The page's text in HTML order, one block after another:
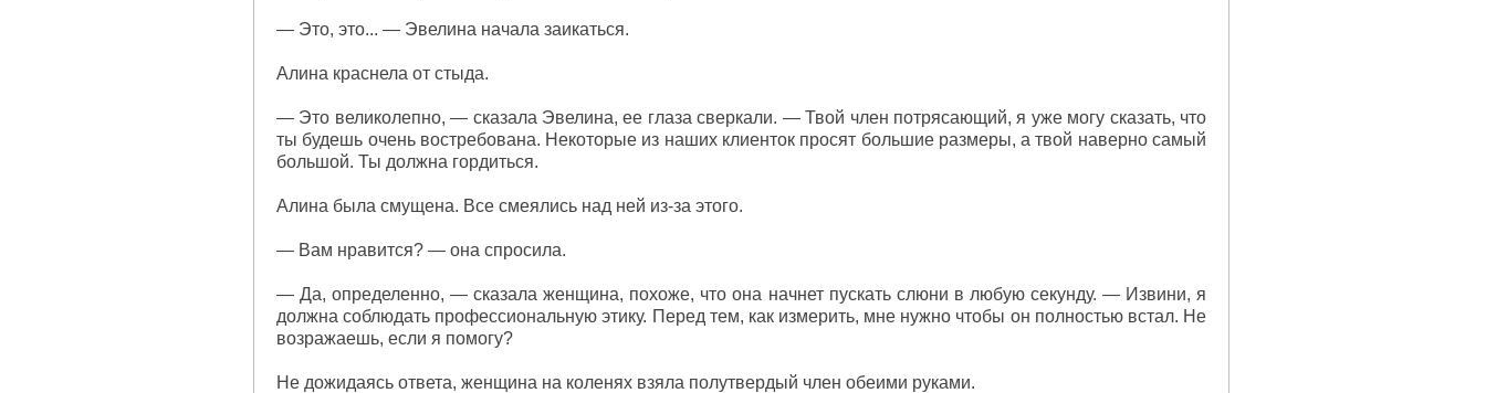
— Это, это... — Эвелина начала заикаться.
Алина краснела от стыда.
— Это великолепно, — сказала Эвелина, ее глаза сверкали. — Твой член потрясающий, я уже могу сказать, что
ты будешь очень востребована. Некоторые из наших клиенток просят большие размеры, а твой наверно самый
большой. Ты должна гордиться.
Алина была смущена. Все смеялись над ней из-за этого.
— Вам нравится? — она спросила.
— Да, определенно, — сказала женщина, похоже, что она начнет пускать слюни в любую секунду. — Извини, я
должна соблюдать профессиональную этику. Перед тем, как измерить, мне нужно чтобы он полностью встал. Не
возражаешь, если я помогу?
Не дожидаясь ответа, женщина на коленях взяла полутвердый член обеими руками.